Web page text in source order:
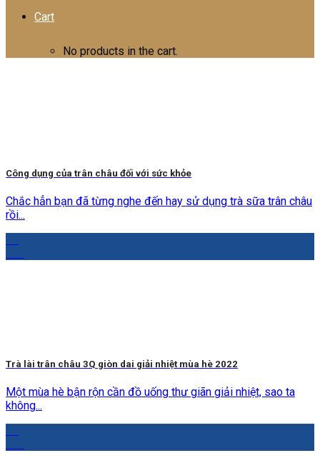
Cart
No products in the cart.
Công dụng của trân châu đối với sức khỏe
Chắc hẳn bạn đã từng nghe đến hay sử dụng trà sữa trân châu
rồi...
Trà lài trân châu 3Q giòn dai giải nhiệt mùa hè 2022
Một mùa hè bận rộn cần đồ uống thư giãn giải nhiệt, sao ta
không...